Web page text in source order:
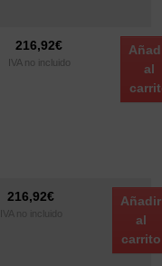
216,92€
IVA no incluido
al
216,92€
IVA no incluido
Añadir
al
carrito